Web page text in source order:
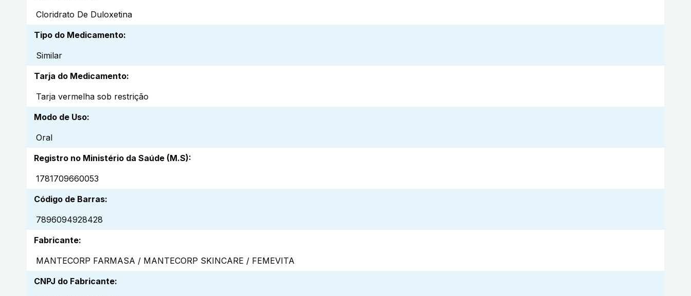
Cloridrato De Duloxetina
Tipo do Medicamento:
Similar
Tarja do Medicamento:
Tarja vermelha sob restrição
Modo de Uso:
Oral
Registro no Ministério da Saúde (M.S):
1781709660053
Código de Barras:
7896094928428
Fabricante:
MANTECORP FARMASA / MANTECORP SKINCARE / FEMEVITA
CNPJ do Fabricante: